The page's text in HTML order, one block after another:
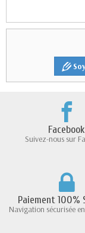
Facebook
Suivez-nous sur
Paiement 100%
Navigation sécurisée